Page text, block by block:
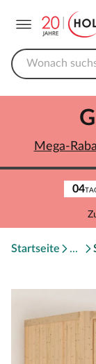
04
Mega-
Startseite